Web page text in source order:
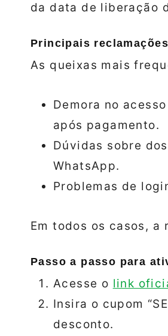
da data de liberação
Principais
As queixas mais
Demora no
após pagamento.
Dúvidas sobre
WhatsApp.
Problemas de
Em todos os casos,
Passo a passo para
Acesse o link
Insira o cupom
desconto.